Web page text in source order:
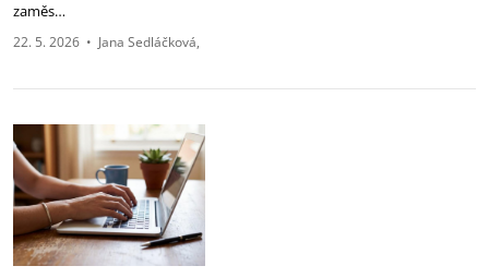
zaměs…
22. 5. 2026 • Jana Sedláčková